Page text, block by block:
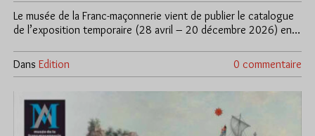
Le musée de la Franc-maçonnerie vient de publier le catalogue
de l’e​xposition temporaire (28 avril – 20 décembre 2026) en…
Dans Edition 0 commentaire